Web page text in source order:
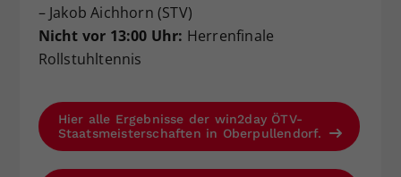
– Jakob Aichhorn (STV)
Nicht vor 13:00 Uhr: Herrenfinale
Rollstuhltennis
Hier alle Ergebnisse der win2day ÖTV-
Staatsmeisterschaften in Oberpullendorf.